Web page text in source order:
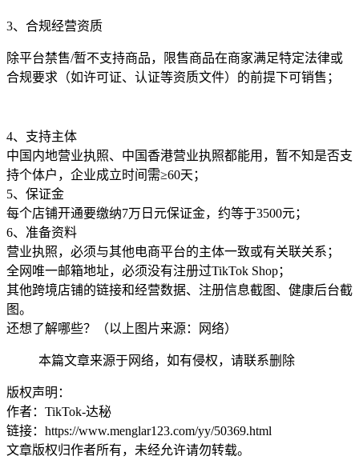
3、合规经营资质
除平台禁售/暂不支持商品，限售商品在商家满足特定法律或
合规要求（如许可证、认证等资质文件）的前提下可销售；
4、支持主体
中国内地营业执照、中国香港营业执照都能用，暂不知是否支
持个体户，企业成立时间需≥60天；
5、保证金
每个店铺开通要缴纳7万日元保证金，约等于3500元；
6、准备资料
营业执照，必须与其他电商平台的主体一致或有关联关系；
全网唯一邮箱地址，必须没有注册过TikTok Shop；
其他跨境店铺的链接和经营数据、注册信息截图、健康后台截
图。
还想了解哪些？（以上图片来源：网络）
本篇文章来源于网络，如有侵权，请联系删除
版权声明：
作者：TikTok-达秘
链接：https://www.menglar123.com/yy/50369.html
文章版权归作者所有，未经允许请勿转载。